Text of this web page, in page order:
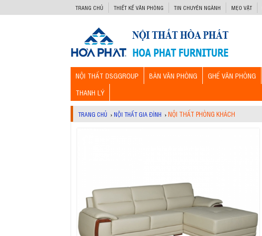
TRANG CHỦ THIẾT KẾ VĂN PHÒNG TIN CHUYÊN NGÀNH MẸO VẶT
NỘI THẤT DSGGROUP BÀN VĂN PHÒNG GHẾ VĂN PHÒNG
THANH LÝ
TRANG CHỦ › NỘI THẤT GIA ĐÌNH ›NỘI THẤT PHÒNG KHÁCH